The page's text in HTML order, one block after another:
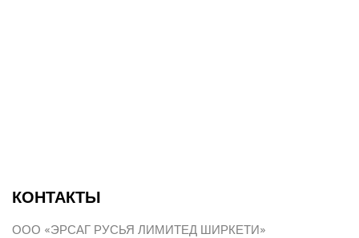
КОНТАКТЫ
ООО «ЭРСАГ РУСЬЯ ЛИМИТЕД ШИРКЕТИ»